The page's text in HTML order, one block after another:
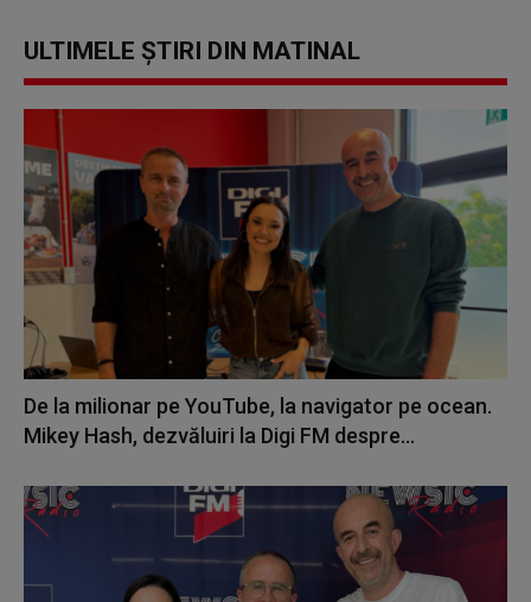
ULTIMELE ȘTIRI DIN MATINAL
De la milionar pe YouTube, la navigator pe ocean.
Mikey Hash, dezvăluiri la Digi FM despre...